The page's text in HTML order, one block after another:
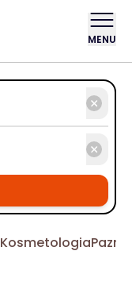
MENU
Kosmetologia